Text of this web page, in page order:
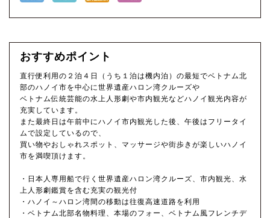
おすすめポイント
直行便利用の２泊４日（うち１泊は機内泊）の最短でベトナム北
部のハノイ市を中心に世界遺産ハロン湾クルーズや
ベトナム伝統芸能の水上人形劇や市内観光などハノイ観光内容が
充実しています。
また最終日は午前中にハノイ市内観光した後、午後はフリータイ
ムで設定しているので、
買い物やおしゃれスポット、マッサージや街歩きが楽しいハノイ
市を満喫頂けます。
・日本人専用船で行く世界遺産ハロン湾クルーズ、市内観光、水
上人形劇鑑賞を含む充実の観光付
・ハノイ～ハロン湾間の移動は往復高速道路を利用
・ベトナム北部名物料理、本場のフォー、ベトナム風フレンチデ